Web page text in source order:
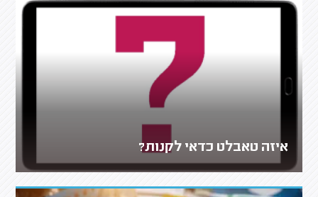
איזה טאבלט כדאי לקנות?